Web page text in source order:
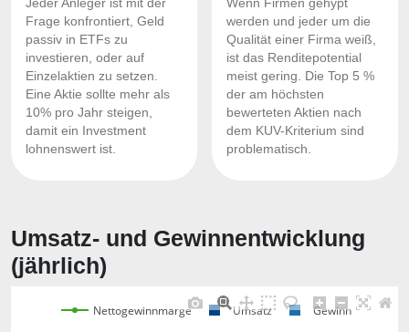
Jeder Anleger ist mit der
Frage konfrontiert, Geld
passiv in ETFs zu
investieren, oder auf
Einzelaktien zu setzen.
Eine Aktie sollte mehr als
10% pro Jahr steigen,
damit ein Investment
lohnenswert ist.
Wenn Firmen gehypt
werden und jeder um die
Qualität einer Firma weiß,
ist das Renditepotential
meist gering. Die Top 5 %
der am höchsten
bewerteten Aktien nach
dem KUV-Kriterium sind
problematisch.
Umsatz- und Gewinnentwicklung
(jährlich)
Nettogewinnmarge Umsatz Gewinn